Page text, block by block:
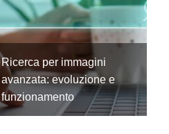
Ricerca per immagini
avanzata: evoluzione e
funzionamento